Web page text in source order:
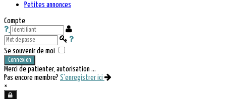
Petites annonces
Compte
Se souvenir de moi
Connexion
Merci de patienter, autorisation ...
Pas encore membre? S'enregistrer ici
×